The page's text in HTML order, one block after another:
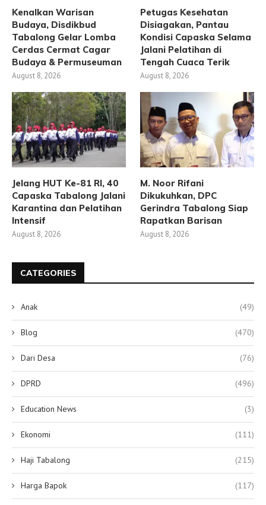
Kenalkan Warisan
Budaya, Disdikbud
Tabalong Gelar Lomba
Cerdas Cermat Cagar
Budaya & Permuseuman
August 8, 2026
Petugas Kesehatan
Disiagakan, Pantau
Kondisi Capaska Selama
Jalani Pelatihan di
Tengah Cuaca Terik
August 8, 2026
Jelang HUT Ke-81 RI, 40
Capaska Tabalong Jalani
Karantina dan Pelatihan
Intensif
August 8, 2026
M. Noor Rifani
Dikukuhkan, DPC
Gerindra Tabalong Siap
Rapatkan Barisan
August 8, 2026
CATEGORIES
Anak (49)
Blog (470)
Dari Desa (76)
DPRD (496)
Education News (3)
Ekonomi (111)
Haji Tabalong (215)
Harga Bapok (117)